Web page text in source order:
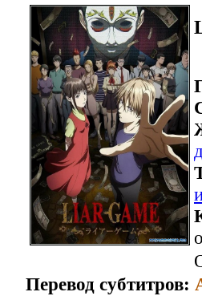
Перевод субтитров: